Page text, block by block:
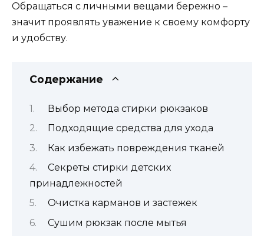
Обращаться с личными вещами бережно –
значит проявлять уважение к своему комфорту
и удобству.
Содержание
Выбор метода стирки рюкзаков
Подходящие средства для ухода
Как избежать повреждения тканей
Секреты стирки детских
принадлежностей
Очистка карманов и застежек
Сушим рюкзак после мытья